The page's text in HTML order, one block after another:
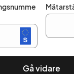
Gå vidare